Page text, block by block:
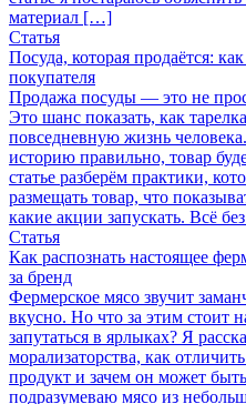
материал […]
Статья
Посуда, которая продаётся:
покупателя
Продажа посуды — это не
Это шанс показать, как
повседневную жизнь
историю правильно, товар
статье разберём практики,
размещать товар, что
какие акции запускать. Всё
Статья
Как распознать настоящее
за бренд
Фермерское мясо звучит
вкусно. Но что за этим стоит
запутаться в ярлыках? Я
морализаторства, как
продукт и зачем он может
подразумеваю мясо из